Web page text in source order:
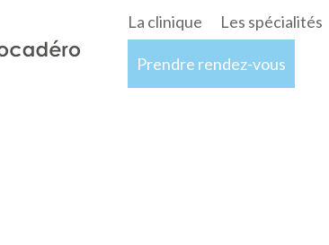
La clinique Les spécialités
Prendre rendez-vous